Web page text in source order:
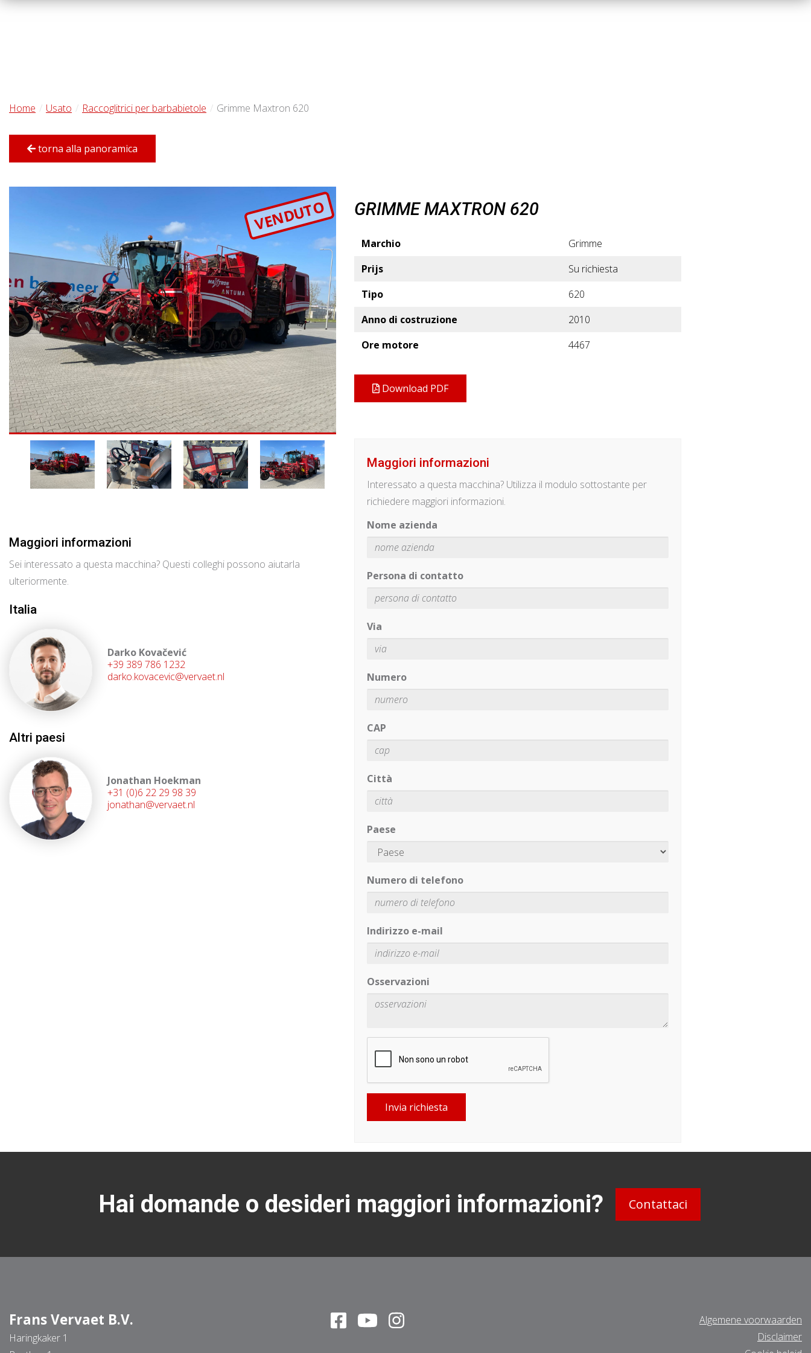
Home Usato Raccoglitrici per barbabietole Grimme Maxtron 620
torna alla panoramica
VENDUTO
Maggiori informazioni
Sei interessato a questa macchina? Questi colleghi possono aiutarla
ulteriormente.
Italia
Darko Kovačević
+39 389 786 1232
darko.kovacevic@vervaet.nl
Altri paesi
Jonathan Hoekman
+31 (0)6 22 29 98 39
jonathan@vervaet.nl
GRIMME MAXTRON 620
Marchio
Grimme
Prijs
Su richiesta
Tipo
620
Anno di costruzione
2010
Ore motore
4467
Download PDF
Maggiori informazioni
Interessato a questa macchina? Utilizza il modulo sottostante per
richiedere maggiori informazioni.
Nome azienda
Persona di contatto
Via
Numero
CAP
Città
Paese
Numero di telefono
Indirizzo e-mail
Osservazioni
Invia richiesta
Hai domande o desideri maggiori informazioni? Contattaci
Frans Vervaet B.V.
Haringkaker 1
Algemene voorwaarden
Disclaimer